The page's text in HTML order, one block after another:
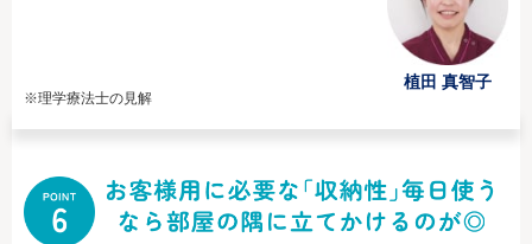
植田 真智子
※理学療法士の見解